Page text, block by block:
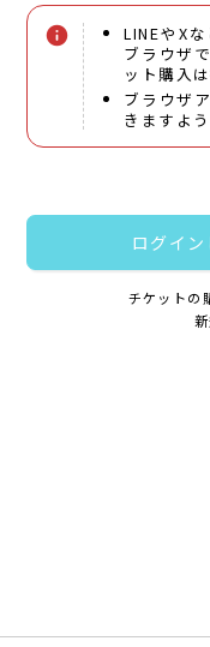
info
LINEやX
ブラウザ
ット購入
ブラウザ
きますよ
ログイ
チケットの